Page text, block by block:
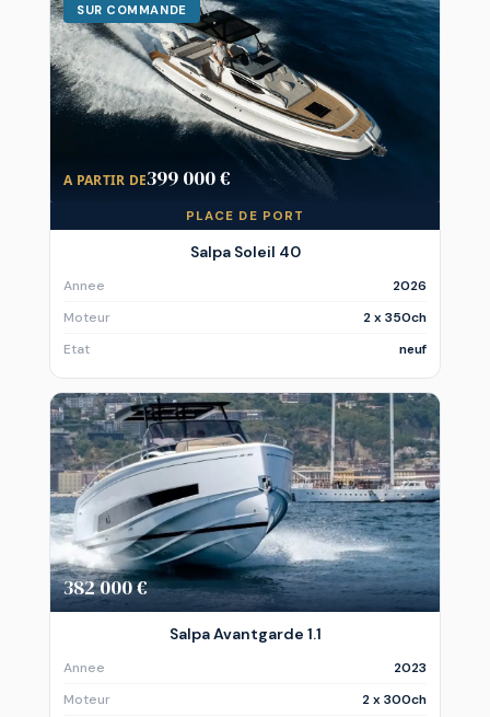
SUR COMMANDE
A PARTIR DE399 000 €
PLACE DE PORT
Salpa Soleil 40
Annee
2026
Moteur
2 x 350ch
Etat
neuf
382 000 €
Salpa Avantgarde 1.1
Annee
2023
Moteur
2 x 300ch